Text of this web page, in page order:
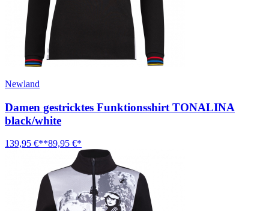
Newland
Damen gestricktes Funktionsshirt TONALINA
black/white
139,95 €**89,95 €*